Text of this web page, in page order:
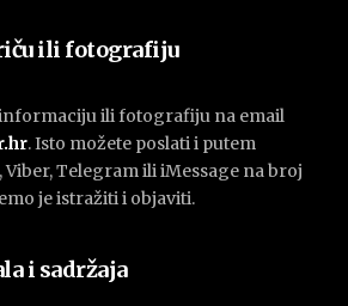
ili fotografiju
ili fotografiju na email
. Isto možete poslati i putem
Viber, Telegram ili iMessage na broj
je istražiti i objaviti.
i sadržaja